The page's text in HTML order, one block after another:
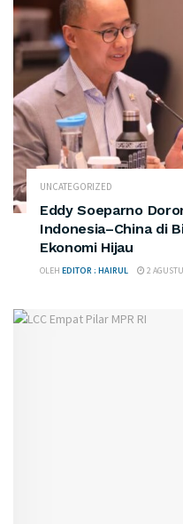
UNCATEGORIZED
Eddy Soeparno
Indonesia–China di
Ekonomi Hijau
OLEH EDITOR : HAIRUL 2